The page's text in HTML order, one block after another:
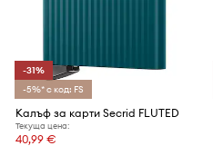
-31%
-5%* с код: FS
Калъф за карти Secrid FLUTED
Текуща цена:
40,99 €